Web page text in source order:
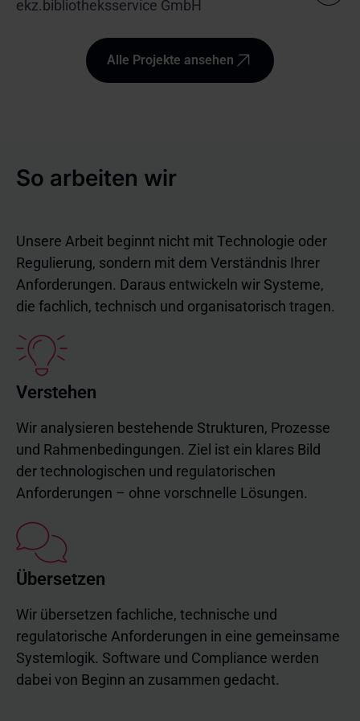
ekz.bibliotheksservice GmbH
Alle Projekte ansehen
So arbeiten wir
Unsere Arbeit beginnt nicht mit Technologie oder
Regulierung, sondern mit dem Verständnis Ihrer
Anforderungen. Daraus entwickeln wir Systeme,
die fachlich, technisch und organisatorisch tragen.
Verstehen
Wir analysieren bestehende Strukturen, Prozesse
und Rahmenbedingungen. Ziel ist ein klares Bild
der technologischen und regulatorischen
Anforderungen – ohne vorschnelle Lösungen.
Übersetzen
Wir übersetzen fachliche, technische und
regulatorische Anforderungen in eine gemeinsame
Systemlogik. Software und Compliance werden
dabei von Beginn an zusammen gedacht.